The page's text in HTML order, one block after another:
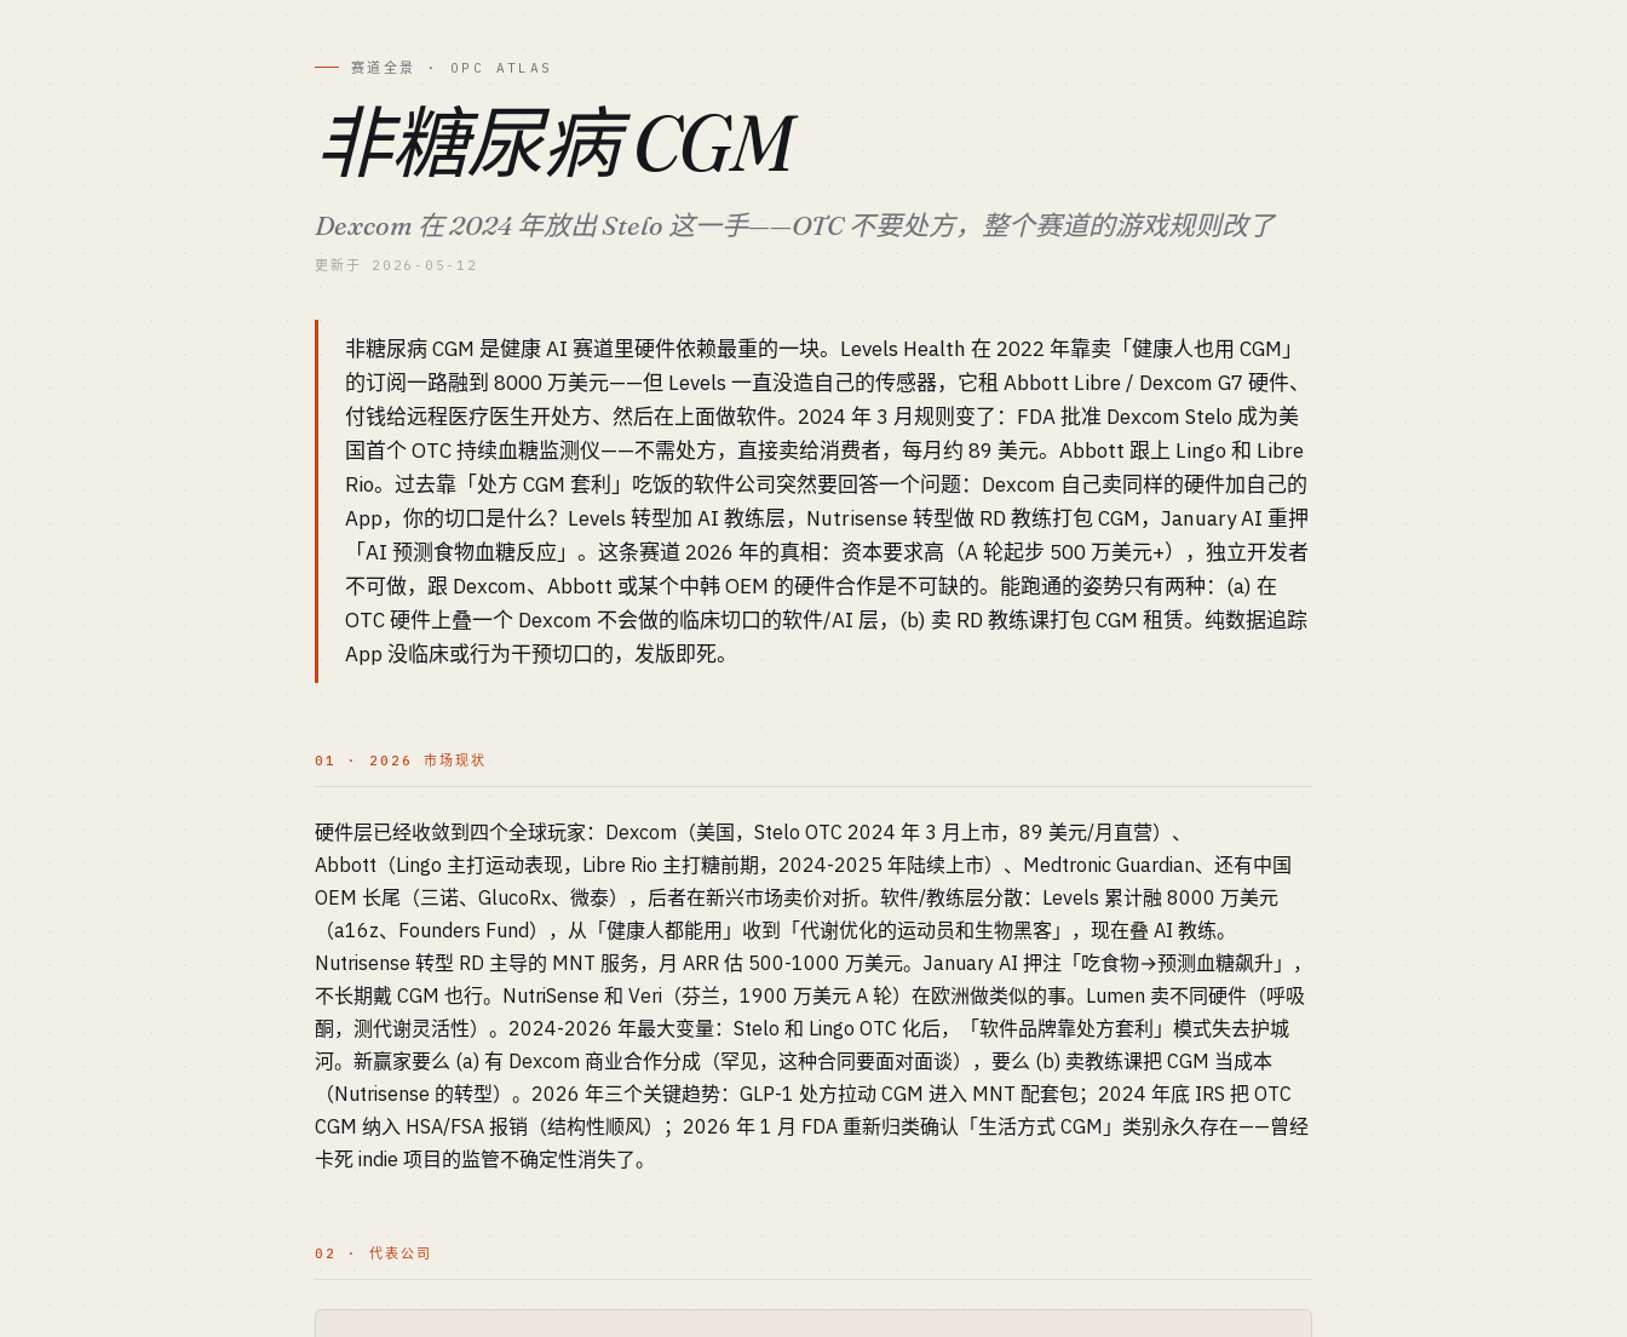
赛道全景 · OPC ATLAS
非糖尿病 CGM
Dexcom 在 2024 年放出 Stelo 这一手——OTC 不要处方，整个赛道的游戏规则改了
更新于 2026-05-12
非糖尿病 CGM 是健康 AI 赛道里硬件依赖最重的一块。Levels Health 在 2022 年靠卖「健康人也用 CGM」
的订阅一路融到 8000 万美元——但 Levels 一直没造自己的传感器，它租 Abbott Libre / Dexcom G7 硬件、
付钱给远程医疗医生开处方、然后在上面做软件。2024 年 3 月规则变了：FDA 批准 Dexcom Stelo 成为美
国首个 OTC 持续血糖监测仪——不需处方，直接卖给消费者，每月约 89 美元。Abbott 跟上 Lingo 和 Libre
Rio。过去靠「处方 CGM 套利」吃饭的软件公司突然要回答一个问题：Dexcom 自己卖同样的硬件加自己的
App，你的切口是什么？Levels 转型加 AI 教练层，Nutrisense 转型做 RD 教练打包 CGM，January AI 重押
「AI 预测食物血糖反应」。这条赛道 2026 年的真相：资本要求高（A 轮起步 500 万美元+），独立开发者
不可做，跟 Dexcom、Abbott 或某个中韩 OEM 的硬件合作是不可缺的。能跑通的姿势只有两种：(a) 在
OTC 硬件上叠一个 Dexcom 不会做的临床切口的软件/AI 层，(b) 卖 RD 教练课打包 CGM 租赁。纯数据追踪
App 没临床或行为干预切口的，发版即死。
01 · 2026 市场现状
硬件层已经收敛到四个全球玩家：Dexcom（美国，Stelo OTC 2024 年 3 月上市，89 美元/月直营）、
Abbott（Lingo 主打运动表现，Libre Rio 主打糖前期，2024-2025 年陆续上市）、Medtronic Guardian、还有中国
OEM 长尾（三诺、GlucoRx、微泰），后者在新兴市场卖价对折。软件/教练层分散：Levels 累计融 8000 万美元
（a16z、Founders Fund），从「健康人都能用」收到「代谢优化的运动员和生物黑客」，现在叠 AI 教练。
Nutrisense 转型 RD 主导的 MNT 服务，月 ARR 估 500-1000 万美元。January AI 押注「吃食物→预测血糖飙升」，
不长期戴 CGM 也行。NutriSense 和 Veri（芬兰，1900 万美元 A 轮）在欧洲做类似的事。Lumen 卖不同硬件（呼吸
酮，测代谢灵活性）。2024-2026 年最大变量：Stelo 和 Lingo OTC 化后，「软件品牌靠处方套利」模式失去护城
河。新赢家要么 (a) 有 Dexcom 商业合作分成（罕见，这种合同要面对面谈），要么 (b) 卖教练课把 CGM 当成本
（Nutrisense 的转型）。2026 年三个关键趋势：GLP-1 处方拉动 CGM 进入 MNT 配套包；2024 年底 IRS 把 OTC
CGM 纳入 HSA/FSA 报销（结构性顺风）；2026 年 1 月 FDA 重新归类确认「生活方式 CGM」类别永久存在——曾经
卡死 indie 项目的监管不确定性消失了。
02 · 代表公司